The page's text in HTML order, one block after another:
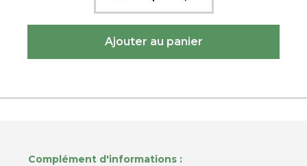
Complément d'informations :